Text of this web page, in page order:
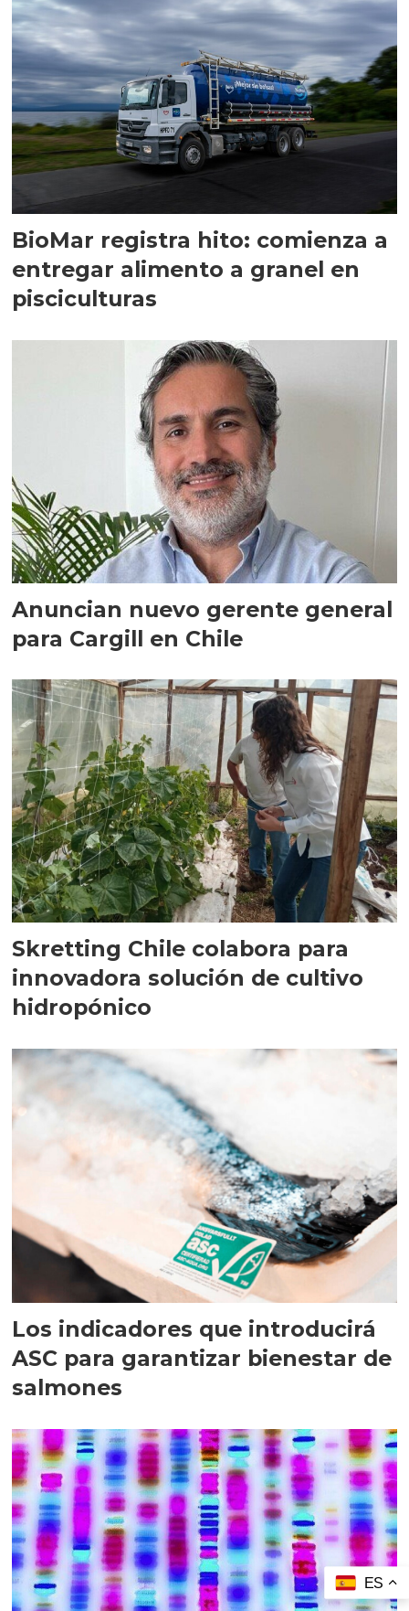
BioMar registra hito: comienza a
entregar alimento a granel en
pisciculturas
Anuncian nuevo gerente general
para Cargill en Chile
Skretting Chile colabora para
innovadora solución de cultivo
hidropónico
Los indicadores que introducirá
ASC para garantizar bienestar de
salmones
ES